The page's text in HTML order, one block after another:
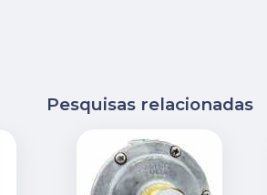
Pesquisas relacionadas